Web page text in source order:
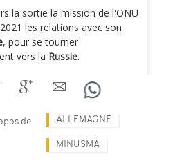
la sortie la mission de l'ONU
les relations avec son
, pour se tourner
vers la Russie.
de ALLEMAGNE
MINUSMA